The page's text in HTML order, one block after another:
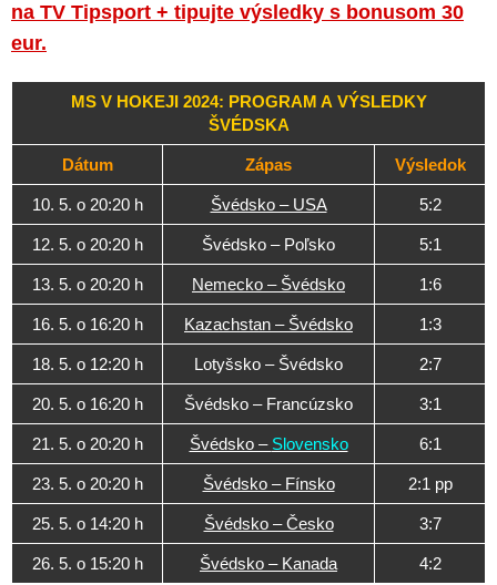
na TV Tipsport + tipujte výsledky s bonusom 30
eur.
MS V HOKEJI 2024: PROGRAM A VÝSLEDKY
ŠVÉDSKA
Dátum Zápas Výsledok
10. 5. o 20:20 h Švédsko – USA 5:2
12. 5. o 20:20 h Švédsko – Poľsko 5:1
13. 5. o 20:20 h Nemecko – Švédsko 1:6
16. 5. o 16:20 h Kazachstan – Švédsko 1:3
18. 5. o 12:20 h Lotyšsko – Švédsko 2:7
20. 5. o 16:20 h Švédsko – Francúzsko 3:1
21. 5. o 20:20 h Švédsko – Slovensko 6:1
23. 5. o 20:20 h Švédsko – Fínsko 2:1 pp
25. 5. o 14:20 h Švédsko – Česko 3:7
26. 5. o 15:20 h Švédsko – Kanada 4:2